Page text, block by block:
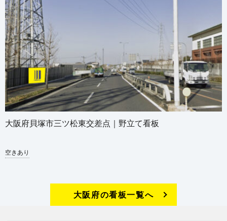
大阪府貝塚市三ツ松東交差点｜野立て看板
空きあり
大阪府の看板一覧へ